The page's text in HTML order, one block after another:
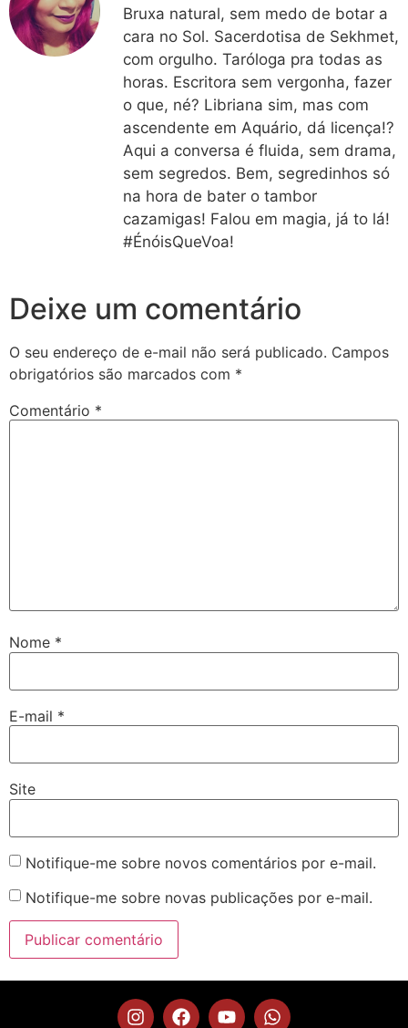
Bruxa natural, sem medo de botar a
cara no Sol. Sacerdotisa de Sekhmet,
com orgulho. Taróloga pra todas as
horas. Escritora sem vergonha, fazer
o que, né? Libriana sim, mas com
ascendente em Aquário, dá licença!?
Aqui a conversa é fluida, sem drama,
sem segredos. Bem, segredinhos só
na hora de bater o tambor
cazamigas! Falou em magia, já to lá!
#ÉnóisQueVoa!
Deixe um comentário
O seu endereço de e-mail não será publicado. Campos
obrigatórios são marcados com *
Comentário *
Nome *
E-mail *
Site
Notifique-me sobre novos comentários por e-mail.
Notifique-me sobre novas publicações por e-mail.